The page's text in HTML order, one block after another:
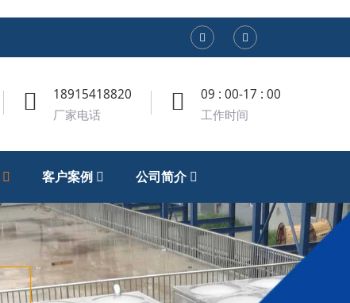
18915418820
厂家电话
09 : 00-17 : 00
工作时间
客户案例 公司简介